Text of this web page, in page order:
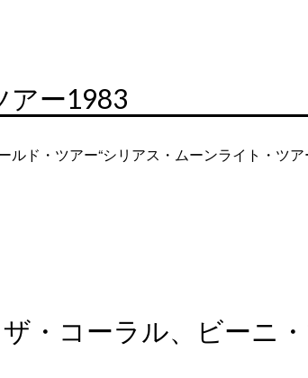
アー1983
ド・ツアー“シリアス・ムーンライト・ツア
・コーラル、ビーニ